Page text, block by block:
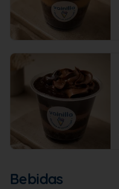
Bebidas